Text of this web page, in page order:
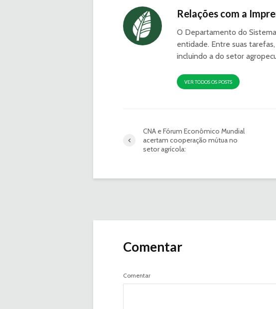
Relações com a
O Departamento do
entidade. Entre suas
incluindo a do setor
VER TODOS OS POSTS
CNA e Fórum Econômico Mundial
acertam cooperação mútua no
setor agrícola:
Comentar
Comentar